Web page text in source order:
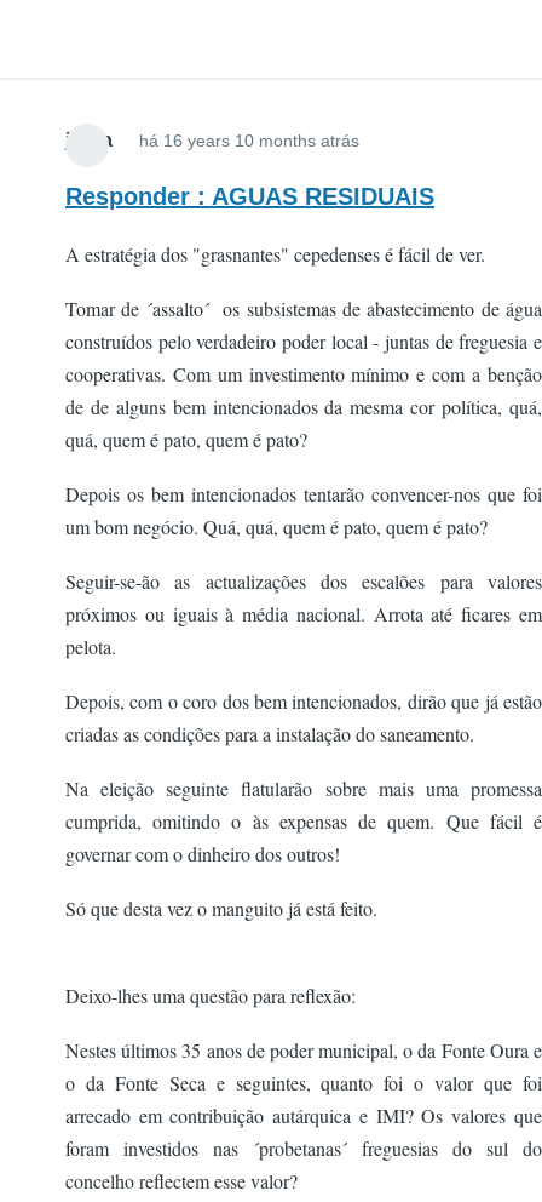
jsilva há 16 years 10 months atrás
Responder : AGUAS RESIDUAIS
A estratégia dos "grasnantes" cepedenses é fácil de ver.
Tomar de ´assalto´ os subsistemas de abastecimento de água
construídos pelo verdadeiro poder local - juntas de freguesia e
cooperativas. Com um investimento mínimo e com a benção
de de alguns bem intencionados da mesma cor política, quá,
quá, quem é pato, quem é pato?
Depois os bem intencionados tentarão convencer-nos que foi
um bom negócio. Quá, quá, quem é pato, quem é pato?
Seguir-se-ão as actualizações dos escalões para valores
próximos ou iguais à média nacional. Arrota até ficares em
pelota.
Depois, com o coro dos bem intencionados, dirão que já estão
criadas as condições para a instalação do saneamento.
Na eleição seguinte flatularão sobre mais uma promessa
cumprida, omitindo o às expensas de quem. Que fácil é
governar com o dinheiro dos outros!
Só que desta vez o manguito já está feito.
Deixo-lhes uma questão para reflexão:
Nestes últimos 35 anos de poder municipal, o da Fonte Oura e
o da Fonte Seca e seguintes, quanto foi o valor que foi
arrecado em contribuição autárquica e IMI? Os valores que
foram investidos nas ´probetanas´ freguesias do sul do
concelho reflectem esse valor?